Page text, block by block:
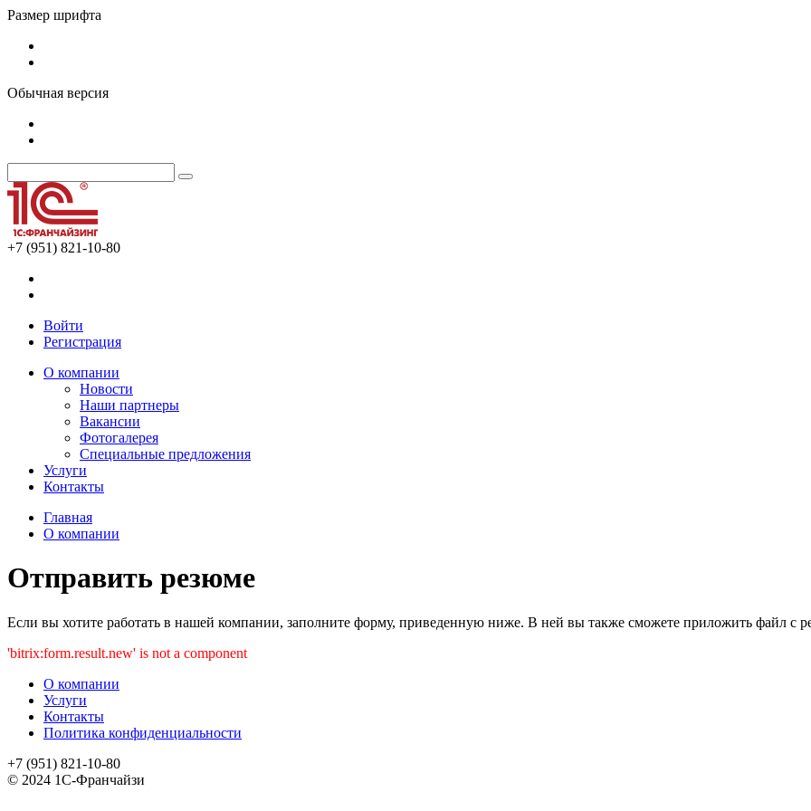
Размер шрифта
Обычная версия
+7 (951) 821-10-80
Войти
Регистрация
О компании
Новости
Наши партнеры
Вакансии
Фотогалерея
Специальные предложения
Услуги
Контакты
Главная
О компании
Отправить резюме
Если вы хотите работать в нашей компании, заполните форму, приведенную ниже. В ней вы также сможете приложить файл с
'bitrix:form.result.new' is not a component
О компании
Услуги
Контакты
Политика конфиденциальности
+7 (951) 821-10-80
© 2024 1С-Франчайзи